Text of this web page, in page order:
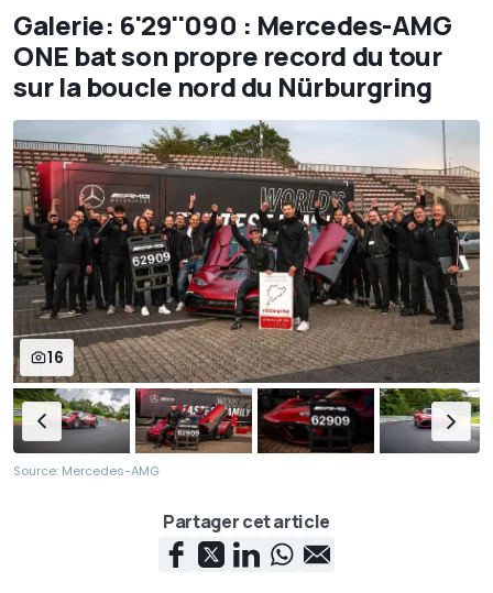
Galerie: 6'29''090 : Mercedes-AMG
ONE bat son propre record du tour
sur la boucle nord du Nürburgring
16
Source: Mercedes-AMG
Partager cet article